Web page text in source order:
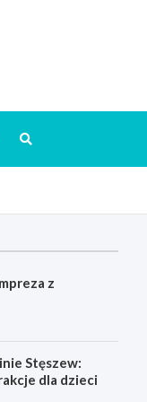
z
Stęszew:
dla dzieci